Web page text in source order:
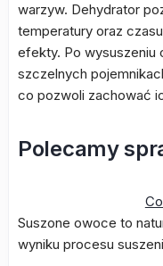
warzyw. Dehydrator
temperatury oraz
efekty. Po
szczelnych
co pozwoli zachować
Polecamy
Suszone owoce to
wyniku procesu